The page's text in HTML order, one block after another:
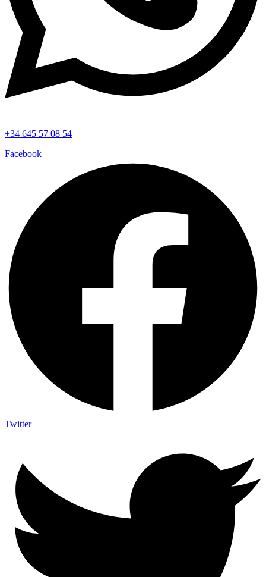
+34 645 57 08 54
Facebook
Twitter